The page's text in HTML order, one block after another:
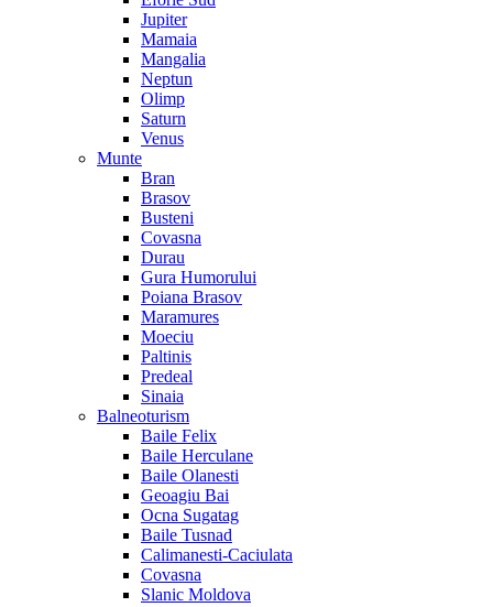
Jupiter
Mamaia
Mangalia
Neptun
Olimp
Saturn
Venus
Munte
Bran
Brasov
Busteni
Covasna
Durau
Gura Humorului
Poiana Brasov
Maramures
Moeciu
Paltinis
Predeal
Sinaia
Balneoturism
Baile Felix
Baile Herculane
Baile Olanesti
Geoagiu Bai
Ocna Sugatag
Baile Tusnad
Calimanesti-Caciulata
Covasna
Slanic Moldova